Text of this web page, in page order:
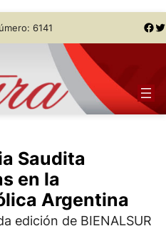
6141 Facebook Twitter
Saudita
en la
Argentina
edición de BIENALSUR